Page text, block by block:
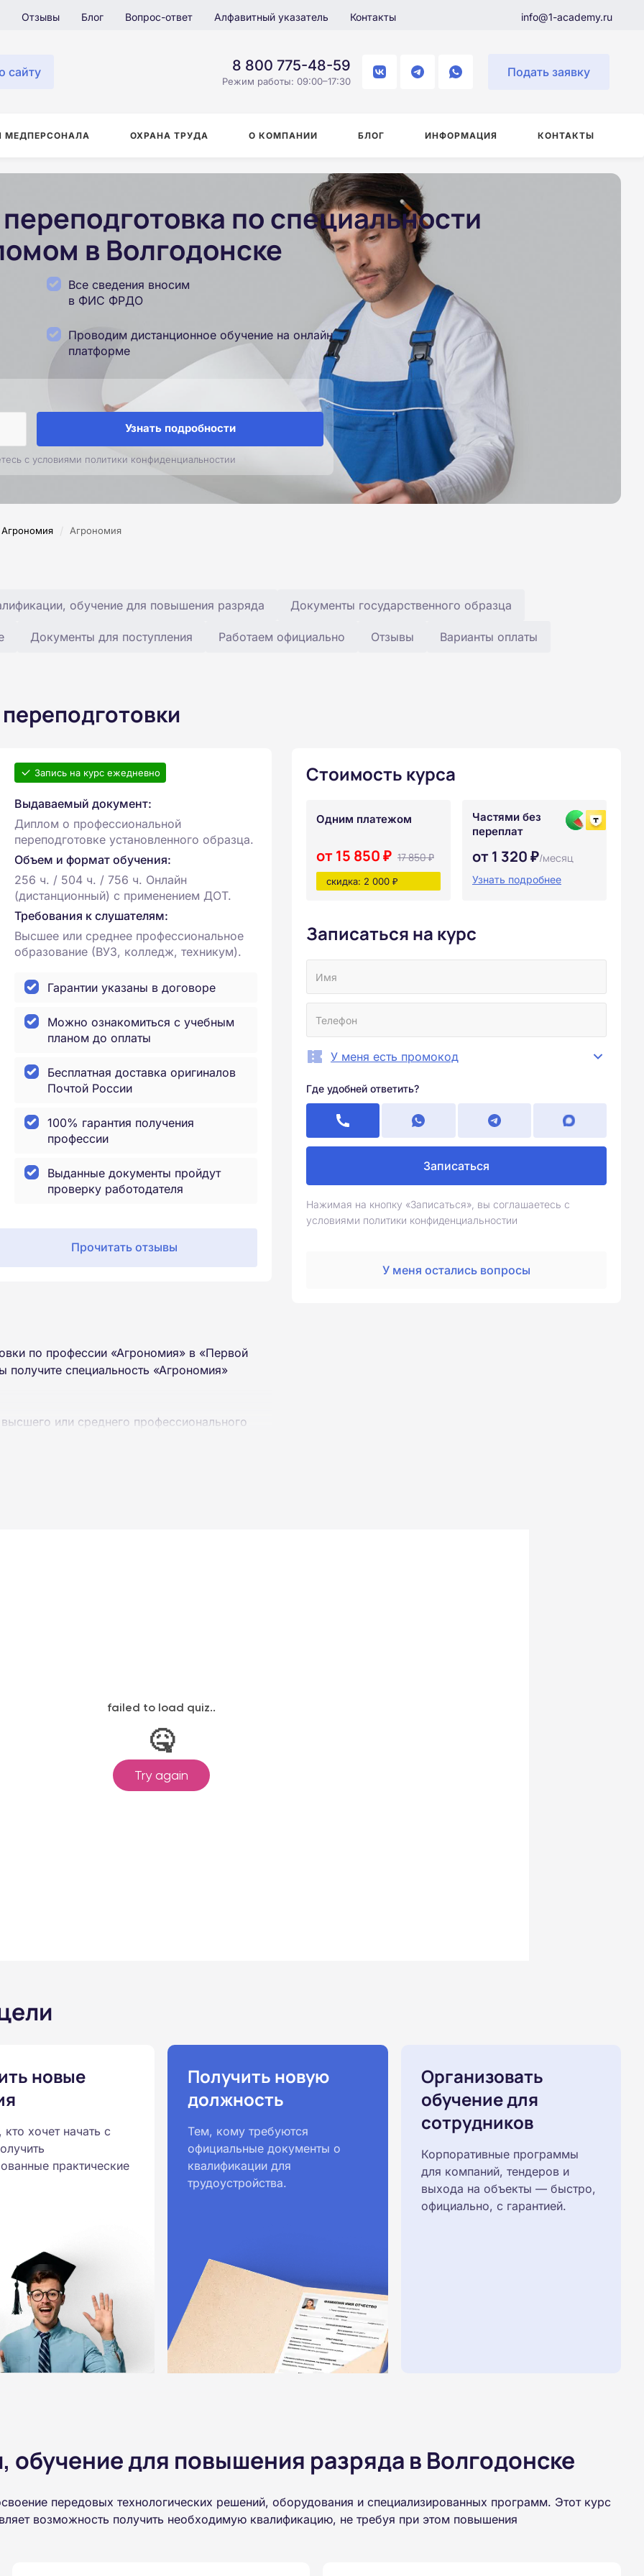
Отзывы Блог Вопрос-ответ Алфавитный указатель Контакты info@1-academy.ru
сайту 8 800 775-48-59
Режим работы: 09:00–17:30
Подать заявку
МЕДПЕРСОНАЛА ОХРАНА ТРУДА О КОМПАНИИ БЛОГ ИНФОРМАЦИЯ КОНТАКТЫ
по специальности
в Волгодонске
Все сведения вносим
в ФИС ФРДО
Проводим дистанционное обучение на онлайн
платформе
Узнать подробности
с условиями политики конфиденциальностии
Агрономия / Агрономия
обучение для повышения разряда Документы государственного образца
Документы для поступления Работаем официально Отзывы Варианты оплаты
Запись на курс ежедневно
Выдаваемый документ:
Диплом о профессиональной
переподготовке установленного образца.
Объем и формат обучения:
256 ч. / 504 ч. / 756 ч. Онлайн
(дистанционный) с применением ДОТ.
Требования к слушателям:
Высшее или среднее профессиональное
образование (ВУЗ, колледж, техникум).
Гарантии указаны в договоре
Можно ознакомиться с учебным
планом до оплаты
Бесплатная доставка оригиналов
Почтой России
100% гарантия получения
профессии
Выданные документы пройдут
проверку работодателя
Прочитать отзывы
по профессии «Агрономия» в «Первой
специальность «Агрономия»
или среднего профессионального
образования.
Стоимость курса
Одним платежом
от 15 850 ₽ 17 850 ₽
скидка: 2 000 ₽
Частями без
переплат
от 1 320 ₽/месяц
Узнать подробнее
Записаться на курс
У меня есть промокод
Где удобней ответить?
Записаться
Нажимая на кнопку «Записаться», вы соглашаетесь с
условиями политики конфиденциальностии
У меня остались вопросы
новые
хочет начать с
практические
Получить новую
должность
Тем, кому требуются
официальные документы о
квалификации для
трудоустройства.
Организовать
обучение для
сотрудников
Корпоративные программы
для компаний, тендеров и
выхода на объекты — быстро,
официально, с гарантией.
для повышения разряда в Волгодонске
передовых технологических решений, оборудования и специализированных программ. Этот курс
возможность получить необходимую квалификацию, не требуя при этом повышения